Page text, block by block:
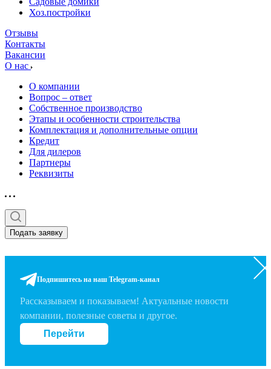
Хоз.постройки
Отзывы
Контакты
Вакансии
О нас
О компании
Вопрос – ответ
Собственное производство
Этапы и особенности строительства
Комплектация и дополнительные опции
Кредит
Для дилеров
Партнеры
Реквизиты
Подать заявку
Подпишитесь на наш Telegram-канал
Рассказываем и показываем! Актуальные новости
компании, полезные советы и другое.
Перейти